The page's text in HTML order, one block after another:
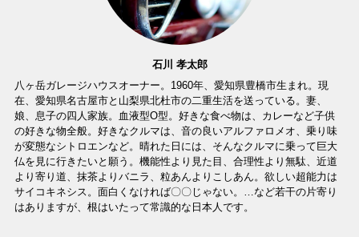
石川 孝太郎
八ヶ岳ガレージハウスオーナー。1960年、愛知県豊橋市生まれ。現
在、愛知県名古屋市と山梨県北杜市の二重生活を送っている。妻、
娘、息子の四人家族。血液型O型。好きな食べ物は、カレーなど子供
の好きな物全般。好きなクルマは、音の良いアルファロメオ、乗り味
が変態なシトロエンなど。晴れた日には、そんなクルマに乗って巨大
仏を見に行きたいと願う。機能性より見た目、合理性より無駄、近道
より寄り道、抹茶よりバニラ、粒あんよりこしあん。欲しい超能力は
サイコキネシス。面白くなければ〇〇じゃない。…など若干の片寄り
はありますが、根はいたって常識的な日本人です。